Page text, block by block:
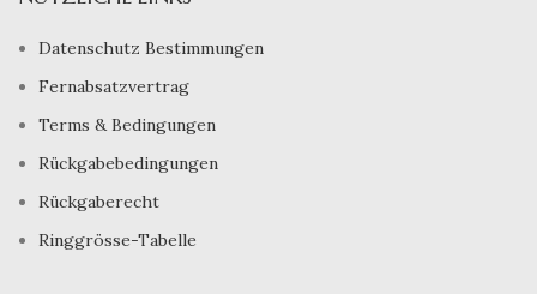
Datenschutz Bestimmungen
Fernabsatzvertrag
Terms & Bedingungen
Rückgabebedingungen
Rückgaberecht
Ringgrösse-Tabelle